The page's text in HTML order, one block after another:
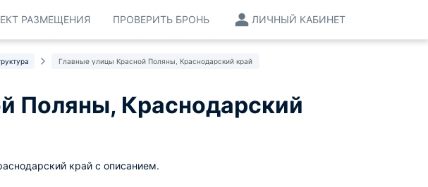
ЛИЧНЫЙ КАБИНЕТ
ПРОВЕРИТЬ БРОНЬ
РАЗМЕЩЕНИЯ
Главные улицы Красной Поляны, Краснодарский край
Поляны, Краснодарский
край с описанием.